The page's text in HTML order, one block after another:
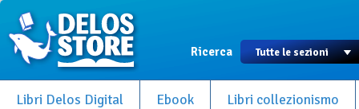
Ricerca
Libri Delos Digital Ebook Libri collezionismo